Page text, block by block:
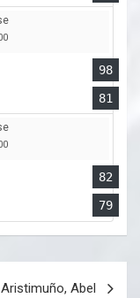
98
81
82
79
Aristimuño, Abel